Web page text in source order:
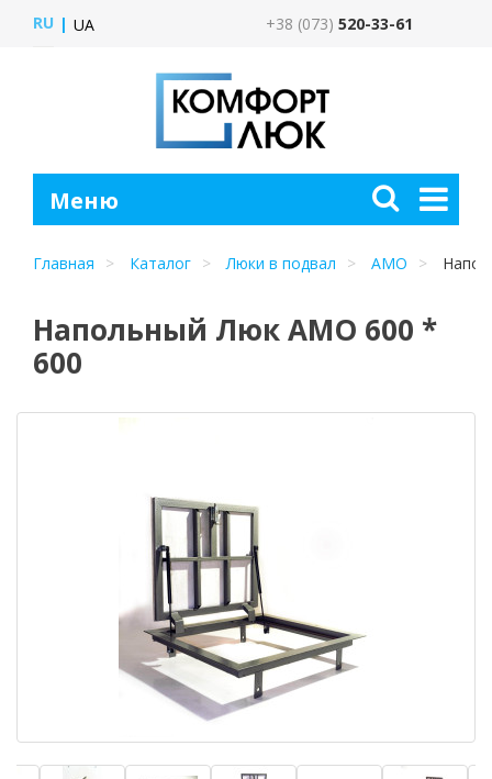
RU UA +38 (073) 520-33-61
Главная Каталог Люки в подвал АМО
Напольный Люк АМО 600 *
600